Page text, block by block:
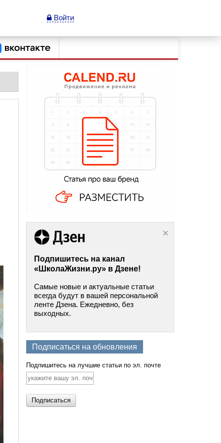
Войти
Подпишитесь на канал
«ШколаЖизни.ру» в Дзене!
Самые новые и актуальные статьи
всегда будут в вашей персональной
ленте Дзена. Ежедневно, без
выходных.
Подписаться на обновления
Подпишитесь на лучшие статьи по эл. почте